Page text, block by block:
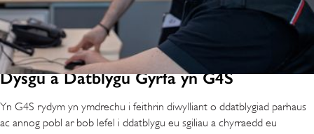
Dysgu a Datblygu Gyrfa yn G4S
Yn G4S rydym yn ymdrechu i feithrin diwylliant o ddatblygiad parhaus
ac annog pobl ar bob lefel i ddatblygu eu sgiliau a chyrraedd eu